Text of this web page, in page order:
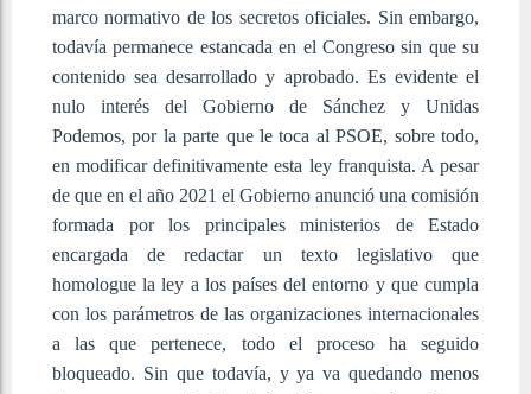
marco normativo de los secretos oficiales. Sin embargo,
todavía permanece estancada en el Congreso sin que su
contenido sea desarrollado y aprobado. Es evidente el
nulo interés del Gobierno de Sánchez y Unidas
Podemos, por la parte que le toca al PSOE, sobre todo,
en modificar definitivamente esta ley franquista. A pesar
de que en el año 2021 el Gobierno anunció una comisión
formada por los principales ministerios de Estado
encargada de redactar un texto legislativo que
homologue la ley a los países del entorno y que cumpla
con los parámetros de las organizaciones internacionales
a las que pertenece, todo el proceso ha seguido
bloqueado. Sin que todavía, y ya va quedando menos